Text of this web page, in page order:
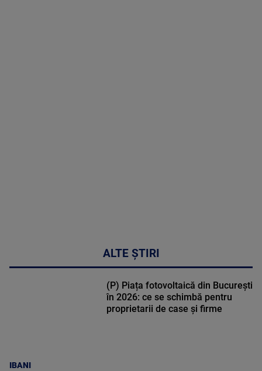
ALTE ȘTIRI
IBANI
(P) Piața fotovoltaică din București
în 2026: ce se schimbă pentru
proprietarii de case și firme